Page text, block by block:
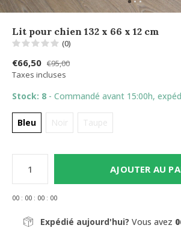
Lit pour chien 132 x 66 x 12 cm
(0)
€66,50 €95,00
Taxes incluses
Stock: 8 - Commandé avant 15:00h,
Bleu Noir Taupe
AJOUTER AU
00 : 00 : 00 : 00
Expédié aujourd'hui? Vous avez